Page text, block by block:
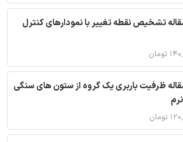
تشخیص نقطه تغییر با نمودارهای کنترل
ظرفیت باربری یک گروه از ستون های سنگی